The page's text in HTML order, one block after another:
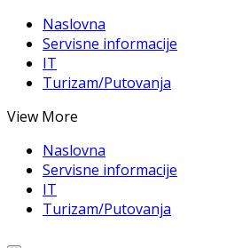
Naslovna
Servisne informacije
IT
Turizam/Putovanja
View More
Naslovna
Servisne informacije
IT
Turizam/Putovanja